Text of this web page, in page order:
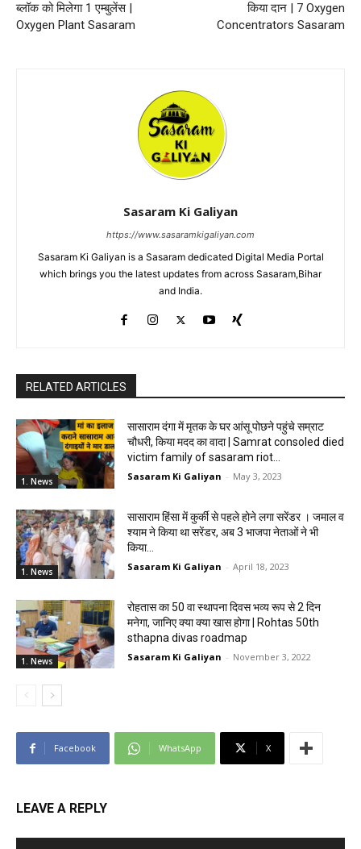
ब्लॉक को मिलेगा 1 एम्बुलेंस |
Oxygen Plant Sasaram
किया दान | 7 Oxygen
Concentrators Sasaram
Sasaram Ki Galiyan
https://www.sasaramkigaliyan.com
Sasaram Ki Galiyan is a Sasaram dedicated Digital Media Portal
which brings you the latest updates from across Sasaram,Bihar
and India.
RELATED ARTICLES
1. News
सासाराम दंगा में मृतक के घर आंसू पोछने पहुंचे सम्राट
चौधरी, किया मदद का वादा | Samrat consoled died
victim family of sasaram riot...
Sasaram Ki Galiyan - May 3, 2023
1. News
सासाराम हिंसा में कुर्की से पहले होने लगा सरेंडर । जमाल व
श्याम ने किया था सरेंडर, अब 3 भाजपा नेताओं ने भी
किया...
Sasaram Ki Galiyan - April 18, 2023
1. News
रोहतास का 50 वा स्थापना दिवस भव्य रूप से 2 दिन
मनेगा, जानिए क्या क्या खास होगा | Rohtas 50th
sthapna divas roadmap
Sasaram Ki Galiyan - November 3, 2022
Facebook WhatsApp X
LEAVE A REPLY